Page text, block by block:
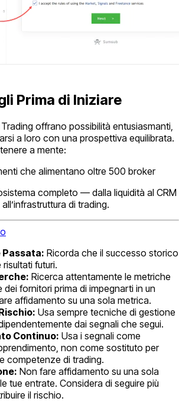
Prima di Iniziare
offrano possibilità entusiasmanti,
a loro con una prospettiva equilibrata.
a mente:
che alimentano oltre 500 broker
completo — dalla liquidità al CRM
di trading.
Ricorda che il successo storico
futuri.
Ricerca attentamente le metriche
fornitori prima di impegnarti in un
affidamento su una sola metrica.
Usa sempre tecniche di gestione
dai segnali che segui.
Continuo: Usa i segnali come
non come sostituto per
competenze di trading.
Non fare affidamento su una sola
tue entrate. Considera di seguire più
il rischio.